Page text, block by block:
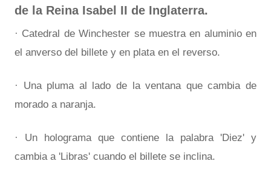
de la Reina Isabel II de Inglaterra.
· Catedral de Winchester se muestra en aluminio en
el anverso del billete y en plata en el reverso.
· Una pluma al lado de la ventana que cambia de
morado a naranja.
· Un holograma que contiene la palabra 'Diez' y
cambia a 'Libras' cuando el billete se inclina.